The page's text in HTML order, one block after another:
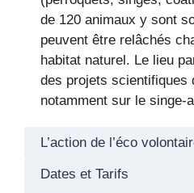
de 120 animaux y sont
peuvent être relâchés
habitat naturel. Le lieu
des projets scientifiques
notamment sur le singe-
L’action de l’éco
Dates et Tarifs